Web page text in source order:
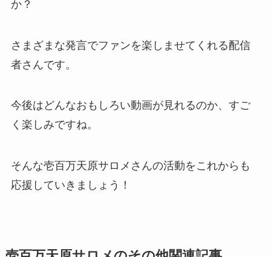
か？
さまざまな発言でファンを楽しませてくれる配信
者さんです。
今後はどんなおもしろい動画が見れるのか、すご
く楽しみですね。
そんな壱百万天原サロメさんの活動をこれからも
応援していきましょう！